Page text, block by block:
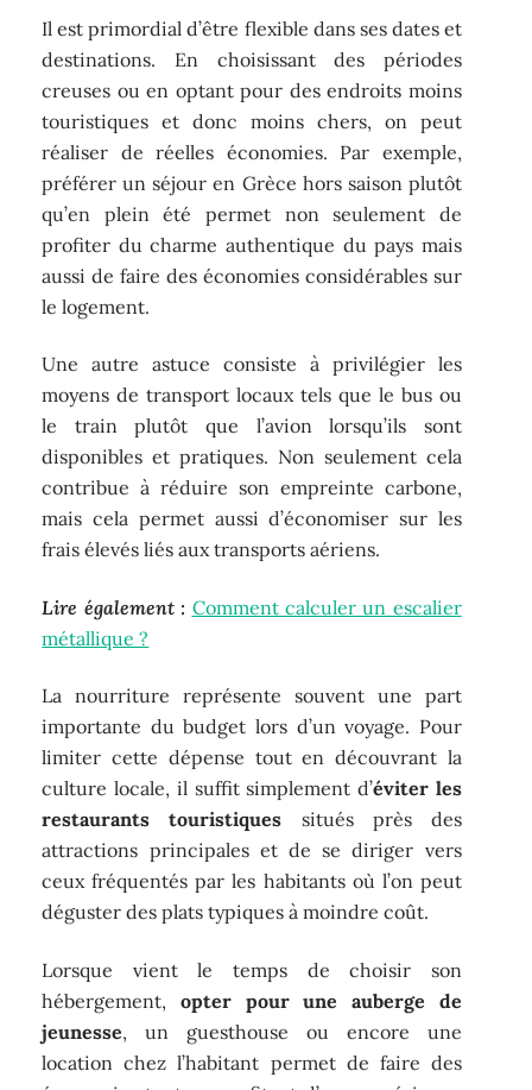
Il est primordial d’être flexible dans ses dates et
destinations. En choisissant des périodes
creuses ou en optant pour des endroits moins
touristiques et donc moins chers, on peut
réaliser de réelles économies. Par exemple,
préférer un séjour en Grèce hors saison plutôt
qu’en plein été permet non seulement de
profiter du charme authentique du pays mais
aussi de faire des économies considérables sur
le logement.
Une autre astuce consiste à privilégier les
moyens de transport locaux tels que le bus ou
le train plutôt que l’avion lorsqu’ils sont
disponibles et pratiques. Non seulement cela
contribue à réduire son empreinte carbone,
mais cela permet aussi d’économiser sur les
frais élevés liés aux transports aériens.
Lire également : Comment calculer un escalier
métallique ?
La nourriture représente souvent une part
importante du budget lors d’un voyage. Pour
limiter cette dépense tout en découvrant la
culture locale, il suffit simplement d’éviter les
restaurants touristiques situés près des
attractions principales et de se diriger vers
ceux fréquentés par les habitants où l’on peut
déguster des plats typiques à moindre coût.
Lorsque vient le temps de choisir son
hébergement,opter pour une auberge de
jeunesse, un guesthouse ou encore une
location chez l’habitant permet de faire des